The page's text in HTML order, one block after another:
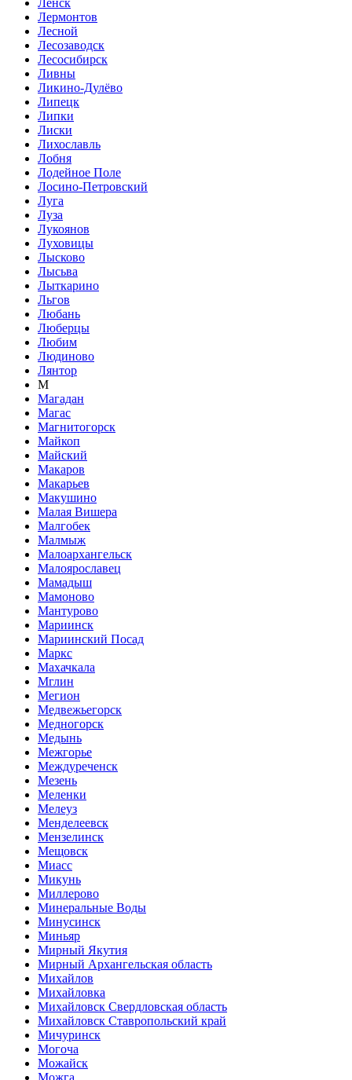
Лермонтов
Лесной
Лесозаводск
Лесосибирск
Ливны
Ликино-Дулёво
Липецк
Липки
Лиски
Лихославль
Лобня
Лодейное Поле
Лосино-Петровский
Луга
Луза
Лукоянов
Луховицы
Лысково
Лысьва
Лыткарино
Льгов
Любань
Люберцы
Любим
Людиново
Лянтор
М
Магадан
Магас
Магнитогорск
Майкоп
Майский
Макаров
Макарьев
Макушино
Малая Вишера
Малгобек
Малмыж
Малоархангельск
Малоярославец
Мамадыш
Мамоново
Мантурово
Мариинск
Мариинский Посад
Маркс
Махачкала
Мглин
Мегион
Медвежьегорск
Медногорск
Медынь
Межгорье
Междуреченск
Мезень
Меленки
Мелеуз
Менделеевск
Мензелинск
Мещовск
Миасс
Микунь
Миллерово
Минеральные Воды
Минусинск
Миньяр
Мирный Якутия
Мирный Архангельская область
Михайлов
Михайловка
Михайловск Свердловская область
Михайловск Ставропольский край
Мичуринск
Могоча
Можайск
Можга